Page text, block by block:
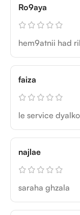
Ro9aya
hem9atnii had
faiza
le service
najlae
saraha ghzala